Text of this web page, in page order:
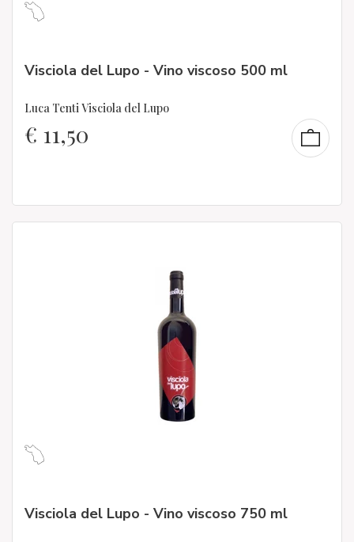
Visciola del Lupo - Vino viscoso 500 ml
Luca Tenti Visciola del Lupo
€ 11,50
Visciola del Lupo - Vino viscoso 750 ml